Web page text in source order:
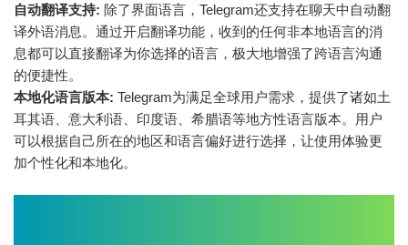
自动翻译支持: 除了界面语言，Telegram还支持在聊天中自动翻
译外语消息。通过开启翻译功能，收到的任何非本地语言的消
息都可以直接翻译为你选择的语言，极大地增强了跨语言沟通
的便捷性。
本地化语言版本: Telegram为满足全球用户需求，提供了诸如土
耳其语、意大利语、印度语、希腊语等地方性语言版本。用户
可以根据自己所在的地区和语言偏好进行选择，让使用体验更
加个性化和本地化。